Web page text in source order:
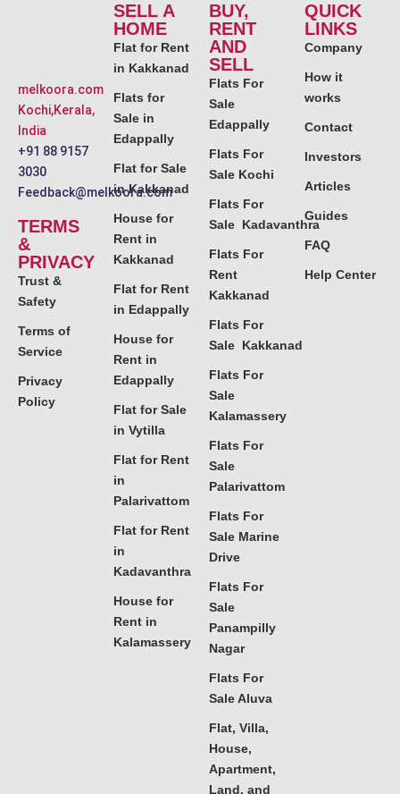
melkoora.com
Kochi,Kerala,
India
+91 88 9157
3030
Feedback@melkoora.com
TERMS
&
PRIVACY
Trust &
Safety
Terms of
Service
Privacy
Policy
SELL A
HOME
Flat for Rent
in Kakkanad
Flats for
Sale in
Edappally
Flat for Sale
in Kakkanad
House for
Rent in
Kakkanad
Flat for Rent
in Edappally
House for
Rent in
Edappally
Flat for Sale
in Vytilla
Flat for Rent
in
Palarivattom
Flat for Rent
in
Kadavanthra
House for
Rent in
Kalamassery
BUY,
RENT
AND
SELL
Flats For
Sale
Edappally
Flats For
Sale Kochi
Flats For
Sale Kadavanthra
Flats For
Rent
Kakkanad
Flats For
Sale Kakkanad
Flats For
Sale
Kalamassery
Flats For
Sale
Palarivattom
Flats For
Sale Marine
Drive
Flats For
Sale
Panampilly
Nagar
Flats For
Sale Aluva
Flat, Villa,
House,
Apartment,
Land, and
QUICK
LINKS
Company
How it
works
Contact
Investors
Articles
Guides
FAQ
Help Center